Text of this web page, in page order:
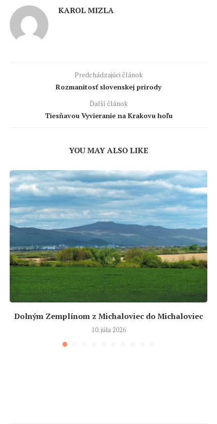
KAROL MIZLA
Predchádzajúci článok
Rozmanitosť slovenskej prírody
Ďalší článok
Tiesňavou Vyvieranie na Krakovu hoľu
YOU MAY ALSO LIKE
Dolným Zemplínom z Michaloviec do Michaloviec
10. júla 2026